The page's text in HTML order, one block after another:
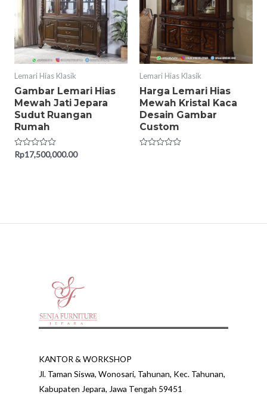
Lemari Hias Klasik
Gambar Lemari Hias
Mewah Jati Jepara
Sudut Ruangan
Rumah
Rated
Rp17,500,000.00
Lemari Hias Klasik
Harga Lemari Hias
Mewah Kristal Kaca
Desain Gambar
Custom
KANTOR & WORKSHOP
Jl. Taman Siswa, Wonosari, Tahunan, Kec. Tahunan,
Kabupaten Jepara, Jawa Tengah 59451